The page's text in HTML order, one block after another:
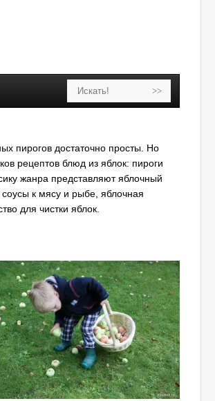
пирогов достаточно просты. Но
рецептов блюд из яблок: пироги
жанра представляют яблочный
к мясу и рыбе, яблочная
для чистки яблок.